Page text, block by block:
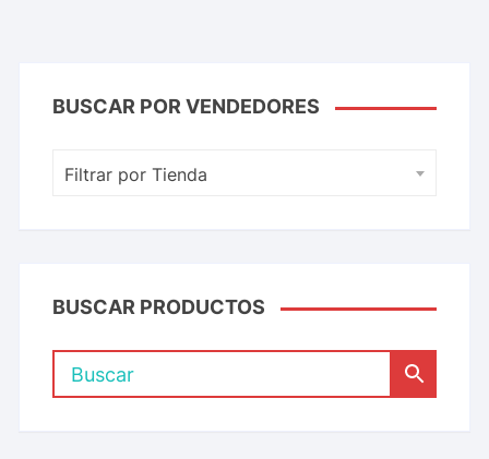
BUSCAR POR VENDEDORES
Filtrar por Tienda
BUSCAR PRODUCTOS